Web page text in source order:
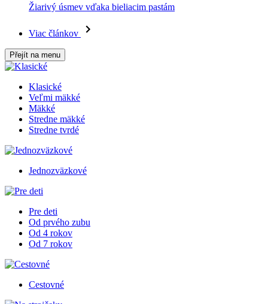
Žiarivý úsmev vďaka bieliacim pastám
Viac článkov
Přejít na menu
Klasické
Veľmi mäkké
Mäkké
Stredne mäkké
Stredne tvrdé
Jednozväzkové
Pre deti
Od prvého zubu
Od 4 rokov
Od 7 rokov
Cestovné